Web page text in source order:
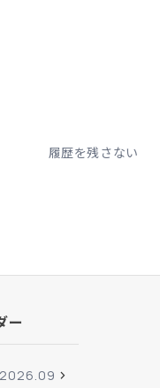
履歴を残さない
ー
2026.09